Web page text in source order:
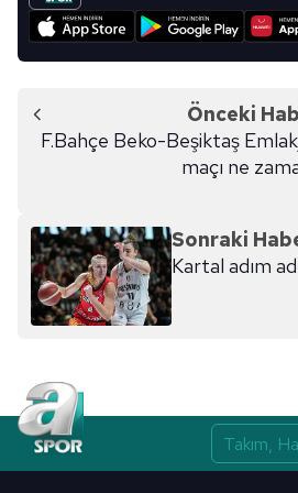
verileriniz işlenmekte olup gerekli
toplumu hizmetlerinin sunulması
reklam/pazarlama faaliyetlerinin
sınırlı olarak açık rızanız dahilinde
Çerezlere ilişkin tercihlerinizi
vasıtasıyla belirleyebilirsiniz.
için Ayarlar butonuna tıklayabilir,
Metnimiziziyaret edebilirsiniz.
ilgili mevzuata uygun olarak
almak için lütfentıklayınız.
Önceki
F.Bahçe Beko-Beşiktaş
maçı ne
Sonraki
Kartal adım